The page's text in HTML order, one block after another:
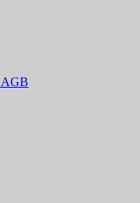
AGB